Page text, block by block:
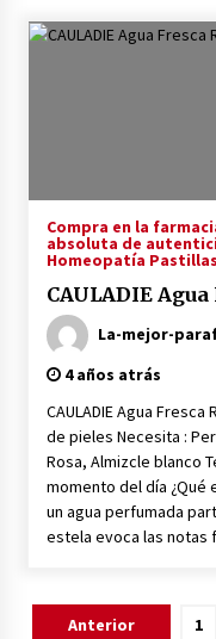
Compra en la
absoluta de
Homeopatía
CAULADIE
La-mejor-
4 años atrás
CAULADIE Agua
de pieles Necesita :
Rosa, Almizcle blanco
momento del día ¿Qué
un agua perfumada
estela evoca las
Paginación
Anterior 1